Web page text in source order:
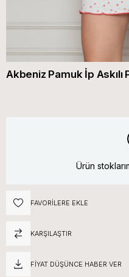
Akbeniz Pamuk İp
Ürün
FAVORILERE EKLE
KARŞILAŞTIR
FIYAT DÜŞÜNCE HABER VER